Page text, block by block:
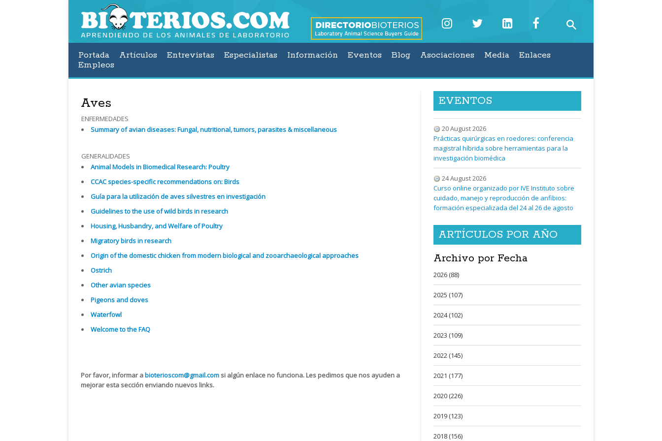
Portada Artículos Entrevistas Especialistas Información Eventos Blog Asociaciones Media
Enlaces
Empleos
Aves
ENFERMEDADES
Summary of avian diseases: Fungal, nutritional, tumors, parasites & miscellaneous
GENERALIDADES
Animal Models in Biomedical Research: Poultry
CCACspecies-specific recommendations on: Birds
Guía para la utilización de aves silvestres en investigación
Guidelines to the use of wild birds in research
Housing, Husbandry, and Welfare of Poultry
Migratory birds in research
Origin of the domestic chicken from modern biological and zooarchaeological approaches
Ostrich
Other avian species
Pigeons and doves
Waterfowl
Welcome to theFAQ
Por favor, informar abioterioscom@gmail.com si algún enlace no funciona. Les pedimos que nos ayuden a
mejorar esta sección enviando nuevos links.
EVENTOS
20 August 2026
Prácticas quirúrgicas en roedores: conferencia
magistral híbrida sobre herramientas para la
investigación biomédica
24 August 2026
Curso online organizado por IVE Instituto sobre
cuidado, manejo y reproducción de anfibios:
formación especializada del 24 al 26 de agosto
ARTÍCULOS POR AÑO
Archivo por Fecha
2026 (88)
2025 (107)
2024 (102)
2023 (109)
2022 (145)
2021 (177)
2020 (226)
2019 (123)
2018 (156)